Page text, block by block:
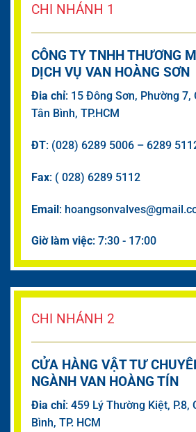
CHI NHÁNH 1
CÔNG TY TNHH THƯƠNG
DỊCH VỤ VAN HOÀNG SƠN
Đia chỉ: 15 Đông Sơn, Phường 7,
Tân Bình, TP.HCM
ĐT: (028) 6289 5006 – 6289
Fax: ( 028) 6289 5112
Email:
Giờ làm việc: 7:30 - 17:00
CHI NHÁNH 2
CỬA HÀNG VẬT TƯ
NGÀNH VAN HOÀNG TÍN
Đia chỉ: 459 Lý Thường Kiệt, P.8,
Bình, TP. HCM